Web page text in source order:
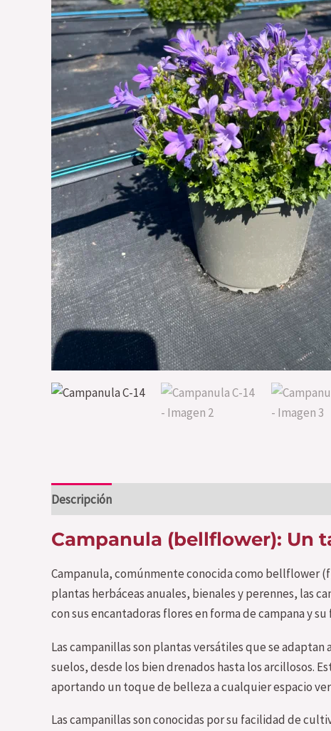
Descripción
Campanula (bellflower): Un
Campanula, comúnmente conocida como bellflower
plantas herbáceas anuales, bienales y perennes, las
con sus encantadoras flores en forma de campana y
Las campanillas son plantas versátiles que se
suelos, desde los bien drenados hasta los arcillosos.
aportando un toque de belleza a cualquier espacio
Las campanillas son conocidas por su facilidad de